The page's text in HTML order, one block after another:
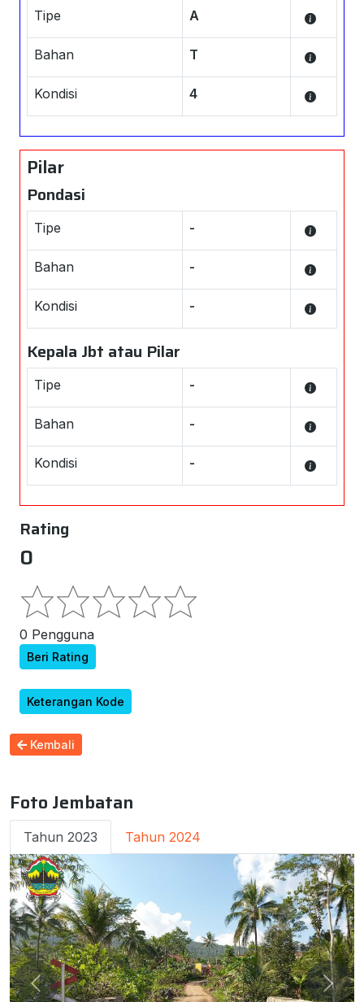
Tipe A
Bahan T
Kondisi 4
Pilar
Pondasi
Tipe -
Bahan -
Kondisi -
Kepala Jbt atau Pilar
Tipe -
Bahan -
Kondisi -
Rating
0
0 Pengguna
Beri Rating
Keterangan Kode
Kembali
Foto Jembatan
Tahun 2023 Tahun 2024
Previous Next